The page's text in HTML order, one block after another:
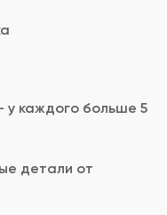
у каждого больше 5
детали от